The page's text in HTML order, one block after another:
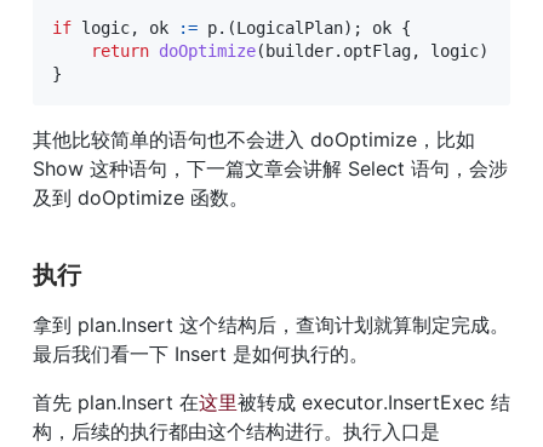
if logic, ok := p. (LogicalPlan) ; ok {
return doOptimize(builder. optFlag, logic)
}
其他比较简单的语句也不会进入 doOptimize，比如
Show 这种语句，下一篇文章会讲解 Select 语句，会涉
及到 doOptimize 函数。
执行
拿到 plan.Insert 这个结构后，查询计划就算制定完成。
最后我们看一下 Insert 是如何执行的。
首先 plan.Insert 在这里被转成 executor.InsertExec 结
构，后续的执行都由这个结构进行。执行入口是